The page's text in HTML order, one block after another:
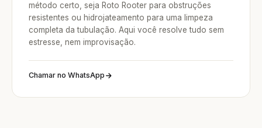
método certo, seja Roto Rooter para obstruções
resistentes ou hidrojateamento para uma limpeza
completa da tubulação. Aqui você resolve tudo sem
estresse, nem improvisação.
Chamar no WhatsApp